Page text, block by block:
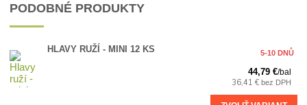
PODOBNÉ PRODUKTY
HLAVY RUŽÍ - MINI 12 KS
44,79 €/bal
36,41 € bez DPH
5-10 DNŮ